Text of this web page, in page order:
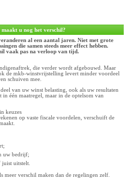
u nog het verschil?
al een aantal jaren. Niet met grote
die samen steeds meer effect hebben.
vaak pas na verloop van tijd.
die verder wordt afgebouwd. Maar
de mkb-winstvrijstelling levert minder voordeel
schuiven mee.
van uw winst belasting, ook als uw resultaten
één maatregel, maar in de optelsom van
keuzes
op vaste fiscale voordelen, verschuift de
uw bedrijf;
uitstelt.
meer verschil maken dan de regelingen zelf.